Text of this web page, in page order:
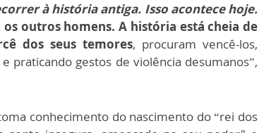
à história antiga. Isso acontece hoje.
os outros homens. A história está cheia de
dos seus temores, procuram vencê-los,
praticando gestos de violência desumanos”,
conhecimento do nascimento do “rei dos